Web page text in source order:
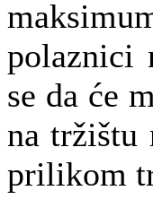
polaznici
se da će
na tržištu
prilikom